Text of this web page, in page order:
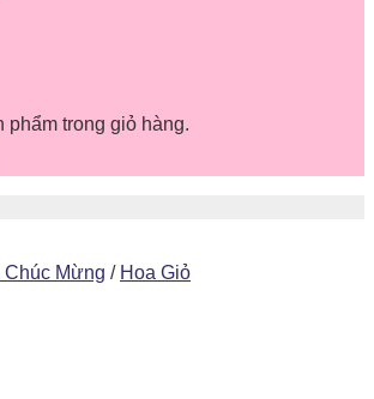
phẩm trong giỏ hàng.
Chúc Mừng / Hoa Giỏ